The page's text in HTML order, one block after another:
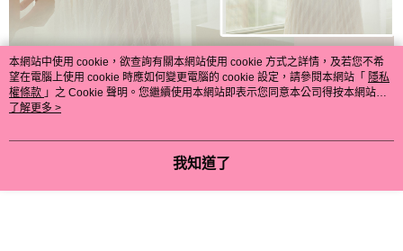
本網站中使用 cookie，欲查詢有關本網站使用 cookie 方式之詳情，及若您不希
望在電腦上使用 cookie 時應如何變更電腦的 cookie 設定，請參閱本網站「 隱私
權條款 」之 Cookie 聲明。您繼續使用本網站即表示您同意本公司得按本網站使
用條款之 Cookie 聲明使用 cookie。
了解更多 >
我知道了